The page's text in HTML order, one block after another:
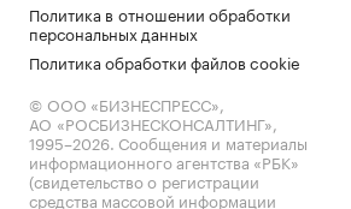
Политика в отношении обработки
персональных данных
Политика обработки файлов cookie
© ООО «БИЗНЕСПРЕСС»,
АО «РОСБИЗНЕСКОНСАЛТИНГ»,
1995–2026. Сообщения и материалы
информационного агентства «РБК»
(свидетельство о регистрации
средства массовой информации